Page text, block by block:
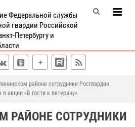
Федеральной службы
гвардии Российской
Петербургу и
районе сотрудники Росгвардии
в акции «В гости к ветерану»
РАЙОНЕ СОТРУДНИКИ